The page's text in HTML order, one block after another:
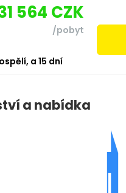
564 CZK
/pobyt
a15 dní
a nabídka